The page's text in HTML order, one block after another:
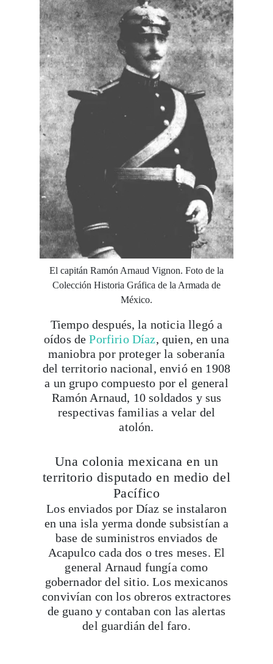
El capitán Ramón Arnaud Vignon. Foto de la
Colección Historia Gráfica de la Armada de
México.
Tiempo después, la noticia llegó a
oídos dePorfirio Díaz, quien, en una
maniobra por proteger la soberanía
del territorio nacional, envió en 1908
a un grupo compuesto por el general
Ramón Arnaud, 10 soldados y sus
respectivas familias a velar del
atolón.
Una colonia mexicana en un
territorio disputado en medio del
Pacífico
Los enviados por Díaz se instalaron
en una isla yerma donde subsistían a
base de suministros enviados de
Acapulco cada dos o tres meses. El
general Arnaud fungía como
gobernador del sitio. Los mexicanos
convivían con los obreros extractores
de guano y contaban con las alertas
del guardián del faro.
Viaja con Travesías, recibe cada semana
itinerarios, tips de insider y las guías más
Suscribirme